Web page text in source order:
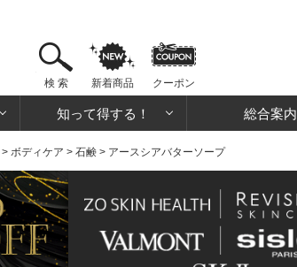
検 索 新着商品 クーポン
知って得する！ 総合案内
> ボディケア > 石鹸 > アースシアバターソープ